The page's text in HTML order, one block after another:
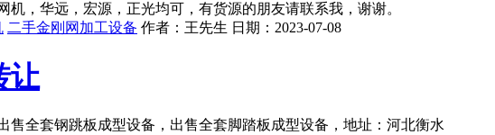
，华远，宏源，正光均可，有货源的朋友请联系我，谢谢。
二手金刚网加工设备 作者： 王先生 日期： 2023-07-08
让
售全套钢跳板成型设备，出售全套脚踏板成型设备，地址：河北衡水